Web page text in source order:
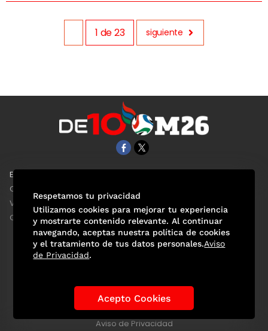
1 de23 siguiente
EL UNIVERSAL
Clase
ViveUSA
Confabulario
Historia de los Mundiales Lo viral Anécdotas Mundialistas
Las Figuras Tendencias Directorio
Aviso de Privacidad
Respetamos tu privacidad
Utilizamos cookies para mejorar tu experiencia
y mostrarte contenido relevante. Al continuar
navegando, aceptas nuestra política de cookies
y el tratamiento de tus datos personales.Aviso
de Privacidad.
Acepto Cookies